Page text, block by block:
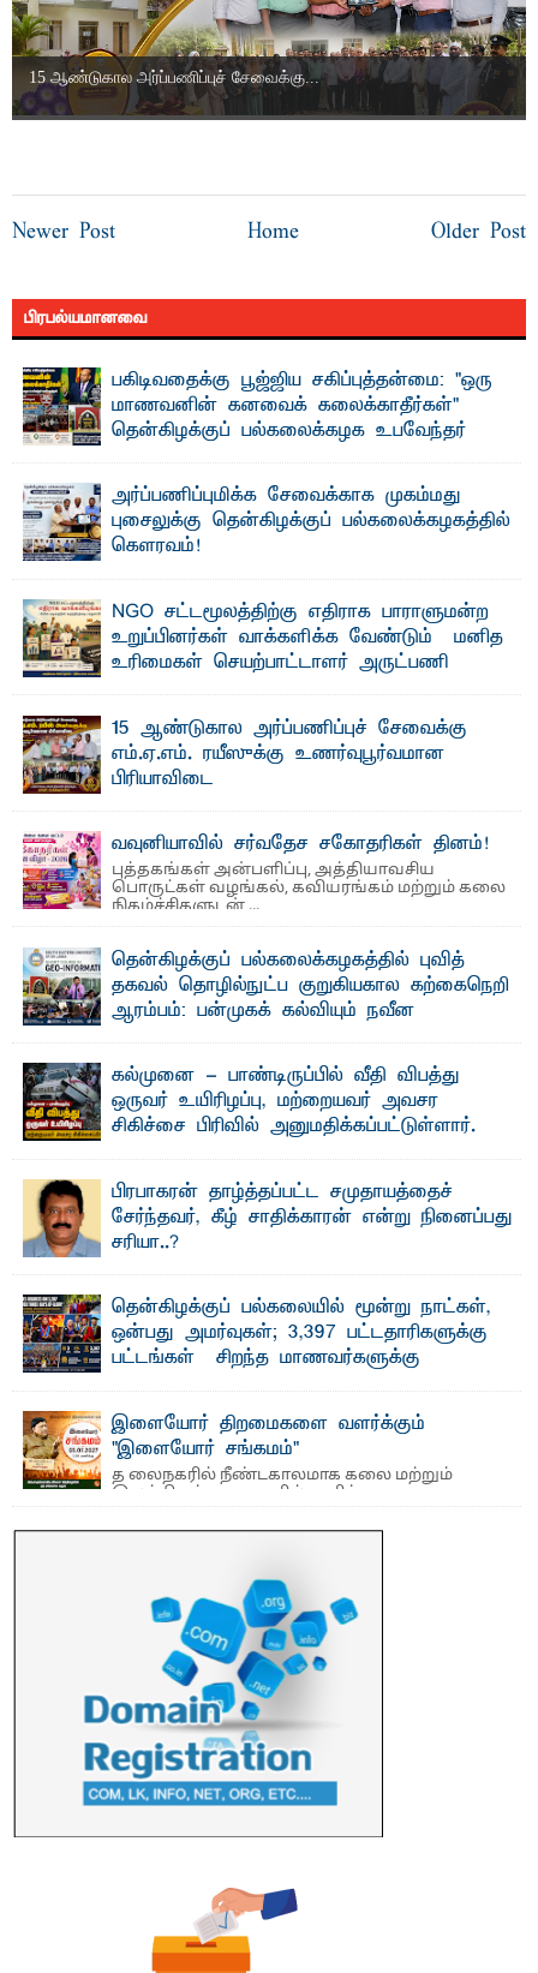
15 ஆண்டுகால அர்ப்பணிப்புச் சேவைக்கு...
Newer Post Older Post
Home
பிரபல்யமானவை
பகிடிவதைக்கு பூஜ்ஜிய சகிப்புத்தன்மை: "ஒரு
மாணவனின் கனவைக் கலைக்காதீர்கள்" –
தென்கிழக்குப் பல்கலைக்கழக உபவேந்தர்
"ஒ ரு மாணவனின் அல்லது மாணவியின் கனவு என்னால்
கலைக்கப்படாது" என்ற உறுதியை ஒவ்வொரு மாணவரும் ...
அர்ப்பணிப்புமிக்க சேவைக்காக முகம்மது
புசைலுக்கு தென்கிழக்குப் பல்கலைக்கழகத்தில்
கௌரவம்!
NGO சட்டமூலத்திற்கு எதிராக பாராளுமன்ற
உறுப்பினர்கள் வாக்களிக்க வேண்டும் – மனித
உரிமைகள் செயற்பாட்டாளர் அருட்பணி
ஜே. எப். காமிலா பேகம்- இ லங்கை அரசாங்கம் அரசுசாரா
அமைப்புகள் (NGO) தொடர்பான புதிய சட்டமூலத்தை ...
15 ஆண்டுகால அர்ப்பணிப்புச் சேவைக்கு
எம்.ஏ.எம். ரயீஸுக்கு உணர்வுபூர்வமான
பிரியாவிடை
வவுனியாவில் சர்வதேச சகோதரிகள் தினம்!
புத்தகங்கள் அன்பளிப்பு, அத்தியாவசிய
பொருட்கள் வழங்கல், கவியரங்கம் மற்றும் கலை
நிகழ்ச்சிகளுடன் ...
தென்கிழக்குப் பல்கலைக்கழகத்தில் புவித்
தகவல் தொழில்நுட்ப குறுகியகால கற்கைநெறி
ஆரம்பம்: பன்முகக் கல்வியும் நவீன
பேராசிரியர் எம். எம். பாஸில்
தெ ன்கிழக்குப் பல்கலைக்கழகத்தின் கலை மற்றும் கலாசார
பீடத்தின் புவியியல் துறையினால் ...
கல்முனை - பாண்டிருப்பில் வீதி விபத்து
ஒருவர் உயிரிழப்பு, மற்றையவர் அவசர
சிகிச்சை பிரிவில் அனுமதிக்கப்பட்டுள்ளார்.
பாண்டிருப்பு ...பிரபாகரன் தாழ்த்தப்பட்ட சமுதாயத்தைச்
சேர்ந்தவர், கீழ் சாதிக்காரன் என்று நினைப்பது
சரியா..?
தென்கிழக்குப் பல்கலையில் மூன்று நாட்கள்,
ஒன்பது அமர்வுகள்; 3,397 பட்டதாரிகளுக்கு
பட்டங்கள் – சிறந்த மாணவர்களுக்கு
மற்றும் சிறப்புப் பரிசுகள்
எம்.வை. அமீர்- ஒ லுவிலில் அமைந்துள்ள தென்கிழக்குப்
பல்கலைக்கழகத்தின் 18ஆவது பொதுப் பட்டமளிப்பு விழா ...
இளையோர் திறமைகளை வளர்க்கும்
"இளையோர் சங்கமம்"
த லைநகரில் நீண்டகாலமாக கலை மற்றும்
இலக்கியத் துறைகளில் தனித்துவமான
பணிகளை முன்னெடுத்து வரும் புதிய ...